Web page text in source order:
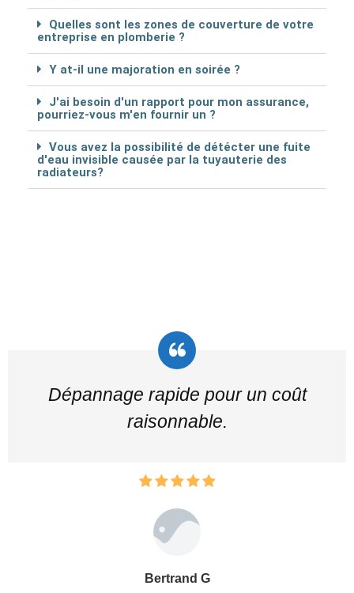
Quelles sont les zones de couverture de votre
entreprise en plomberie ?
Y at-il une majoration en soirée ?
J'ai besoin d'un rapport pour mon assurance,
pourriez-vous m'en fournir un ?
Vous avez la possibilité de détécter une fuite
d'eau invisible causée par la tuyauterie des
radiateurs?
Dépannage rapide pour un coût
raisonnable.
Bertrand G